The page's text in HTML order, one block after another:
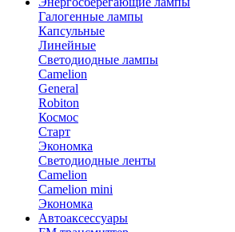
Галогенные лампы
Капсульные
Линейные
Светодиодные лампы
Camelion
General
Robiton
Космос
Старт
Экономка
Светодиодные ленты
Camelion
Camelion mini
Экономка
Автоаксессуары